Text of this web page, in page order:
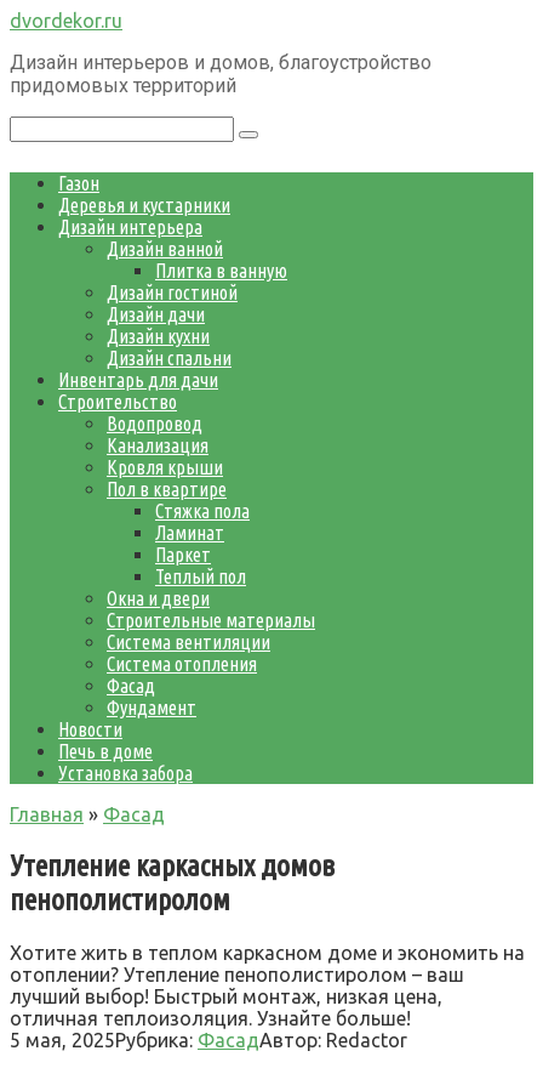
Перейти
контенту
dvordekor.ru
Дизайн интерьеров и домов, благоустройство
придомовых территорий
Газон
Деревья и кустарники
Дизайн интерьера
Дизайн ванной
Плитка в ванную
Дизайн гостиной
Дизайн дачи
Дизайн кухни
Дизайн спальни
Инвентарь для дачи
Строительство
Водопровод
Канализация
Кровля крыши
Пол в квартире
Стяжка пола
Ламинат
Паркет
Теплый пол
Окна и двери
Строительные материалы
Система вентиляции
Система отопления
Фасад
Фундамент
Новости
Печь в доме
Установка забора
Главная » Фасад
Утепление каркасных домов
пенополистиролом
Хотите жить в теплом каркасном доме и экономить на
отоплении? Утепление пенополистиролом – ваш
лучший выбор! Быстрый монтаж, низкая цена,
отличная теплоизоляция. Узнайте больше!
5 мая, 2025Рубрика: ФасадАвтор: Redactor